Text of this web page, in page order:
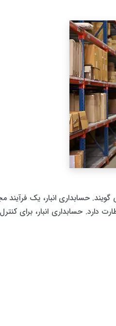
حسابداری انبار، یک فرآیند
دارد. حسابداری انبار، برای